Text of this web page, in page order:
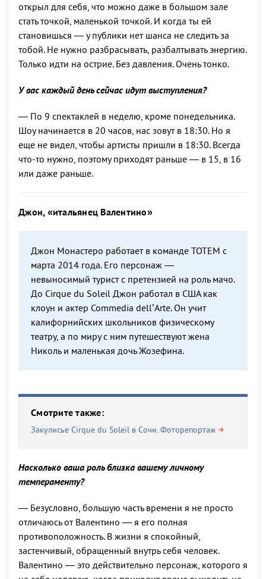
открыл для себя, что можно даже в большом зале
стать точкой, маленькой точкой. И когда ты ей
становишься — у публики нет шанса не следить за
тобой. Не нужно разбрасывать, разбалтывать энергию.
Только идти на острие. Без давления. Очень тонко.
У вас каждый день сейчас идут выступления?
— По 9 спектаклей в неделю, кроме понедельника.
Шоу начинается в 20 часов, нас зовут в 18:30. Но я
еще не видел, чтобы артисты пришли в 18:30. Всегда
что-то нужно, поэтому приходят раньше — в 15, в 16
или даже раньше.
Джон, «итальянец Валентино»
Джон Монастеро работает в команде TOTEM с
марта 2014 года. Его персонаж —
невыносимый турист с претензией на роль мачо.
До Cirque du Soleil Джон работал в США как
клоун и актер Commedia dell’Arte. Он учит
калифорнийских школьников физическому
театру, а по миру с ним путешествуют жена
Николь и маленькая дочь Жозефина.
Смотрите также:
Закулисье Cirque du Soleil в Сочи. Фоторепортаж
Насколько ваша роль близка вашему личному
темпераменту?
— Безусловно, большую часть времени я не просто
отличаюсь от Валентино — я его полная
противоположность. В жизни я спокойный,
застенчивый, обращенный внутрь себя человек.
Валентино — это действительно персонаж, которого я